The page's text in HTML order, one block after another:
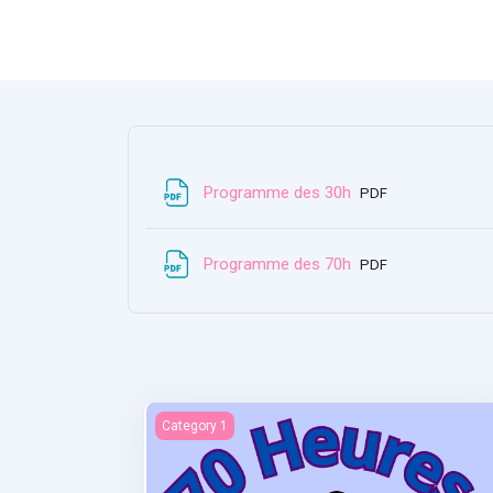
Programme des 30h Ficheiro
PDF
Programme des 70h Ficheiro
PDF
Statistiques et recherches
Category 1